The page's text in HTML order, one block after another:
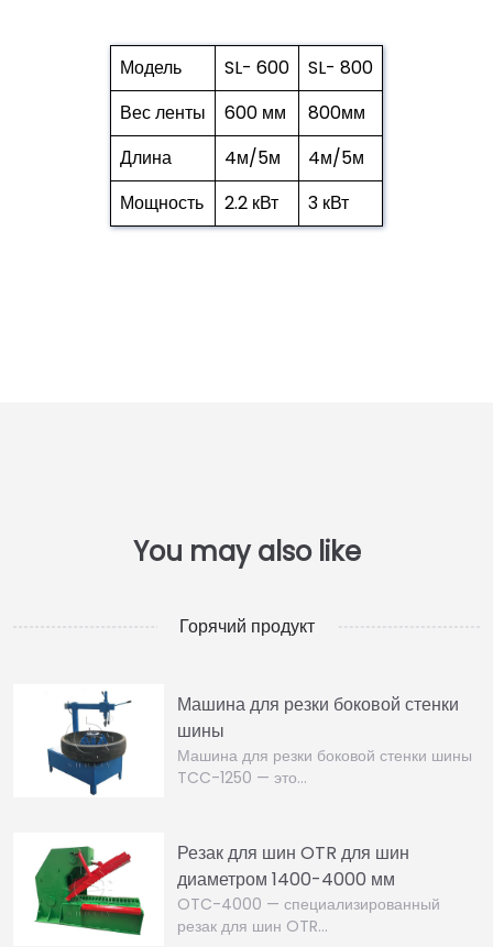
Модель SL- 600
SL- 800
Вес ленты
600 мм
800мм
Длина
4м/5м
4м/5м
Мощность
2.2 кВт 3 кВт
Горячий продукт
Машина для резки боковой стенки
шины
Машина для резки боковой стенки шины
TCC-1250 — это…
Резак для шин OTR для шин
диаметром 1400-4000 мм
OTC-4000 — специализированный
резак для шин OTR…